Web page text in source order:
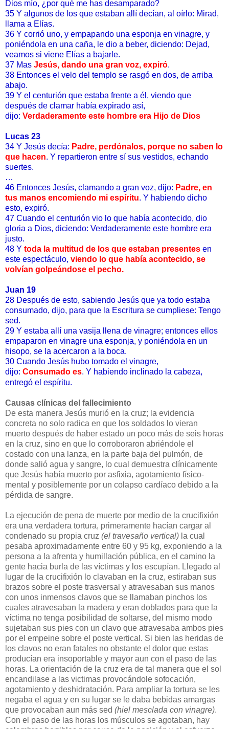
Dios mío, ¿por qué me has desamparado?
35 Y algunos de los que estaban allí decían, al oírlo: Mirad,
llama a Elías.
36 Y corrió uno, y empapando una esponja en vinagre, y
poniéndola en una caña, le dio a beber, diciendo: Dejad,
veamos si viene Elías a bajarle.
37 Mas Jesús, dando una gran voz, expiró.
38 Entonces el velo del templo se rasgó en dos, de arriba
abajo.
39 Y el centurión que estaba frente a él, viendo que
después de clamar había expirado así,
dijo: Verdaderamente este hombre era Hijo de Dios
Lucas 23
34 Y Jesús decía: Padre, perdónalos, porque no saben lo
que hacen. Y repartieron entre sí sus vestidos, echando
suertes.
…
46 Entonces Jesús, clamando a gran voz, dijo: Padre, en
tus manos encomiendo mi espíritu. Y habiendo dicho
esto, expiró.
47 Cuando el centurión vio lo que había acontecido, dio
gloria a Dios, diciendo: Verdaderamente este hombre era
justo.
48 Y toda la multitud de los que estaban presentes en
este espectáculo, viendo lo que había acontecido, se
volvían golpeándose el pecho.
Juan 19
28 Después de esto, sabiendo Jesús que ya todo estaba
consumado, dijo, para que la Escritura se cumpliese: Tengo
sed.
29 Y estaba allí una vasija llena de vinagre; entonces ellos
empaparon en vinagre una esponja, y poniéndola en un
hisopo, se la acercaron a la boca.
30 Cuando Jesús hubo tomado el vinagre,
dijo: Consumado es. Y habiendo inclinado la cabeza,
entregó el espíritu.
Causas clínicas del fallecimiento
De esta manera Jesús murió en la cruz; la evidencia
concreta no solo radica en que los soldados lo vieran
muerto después de haber estado un poco más de seis horas
en la cruz, sino en que lo corroboraron abriéndole el
costado con una lanza, en la parte baja del pulmón, de
donde salió agua y sangre, lo cual demuestra clínicamente
que Jesús había muerto por asfixia, agotamiento físico-
mental y posiblemente por un colapso cardíaco debido a la
pérdida de sangre.
La ejecución de pena de muerte por medio de la crucifixión
era una verdadera tortura, primeramente hacían cargar al
condenado su propia cruz (el travesaño vertical) la cual
pesaba aproximadamente entre 60 y 95 kg, exponiendo a la
persona a la afrenta y humillación pública, en el camino la
gente hacia burla de las víctimas y los escupían. Llegado al
lugar de la crucifixión lo clavaban en la cruz, estiraban sus
brazos sobre el poste trasversal y atravesaban sus manos
con unos inmensos clavos que se llamaban pinchos los
cuales atravesaban la madera y eran doblados para que la
víctima no tenga posibilidad de soltarse, del mismo modo
sujetaban sus pies con un clavo que atravesaba ambos pies
por el empeine sobre el poste vertical. Si bien las heridas de
los clavos no eran fatales no obstante el dolor que estas
producían era insoportable y mayor aun con el paso de las
horas. La orientación de la cruz era de tal manera que el sol
encandilase a las victimas provocándole sofocación,
agotamiento y deshidratación. Para ampliar la tortura se les
negaba el agua y en su lugar se le daba bebidas amargas
que provocaban aun más sed (hiel mesclada con vinagre).
Con el paso de las horas los músculos se agotaban, hay